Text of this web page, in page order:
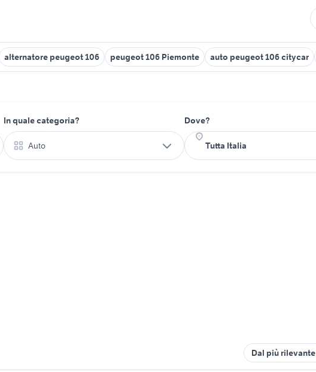
alternatore peugeot 106 peugeot 106 Piemonte auto peugeot 106 citycar
In quale categoria?
Auto
Dove?
Dal più rilevante